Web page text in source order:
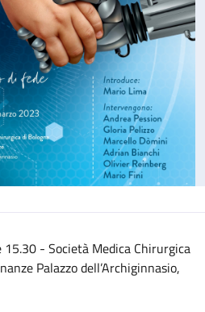
- Società Medica Chirurgica
Palazzo dell’Archiginnasio,